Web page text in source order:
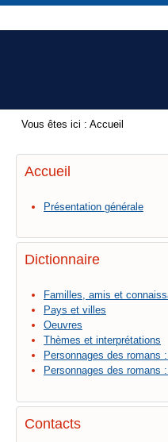
Vous êtes ici : Accueil
Accueil
Présentation générale
Dictionnaire
Familles, amis et
Pays et villes
Oeuvres
Thèmes et interprétations
Personnages des romans
Personnages des romans
Contacts